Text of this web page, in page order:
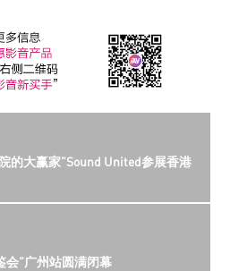
的大赢家”Sound United参展香港
会”广州站圆满闭幕